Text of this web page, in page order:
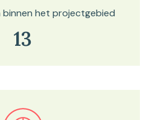
binnen het projectgebied
13